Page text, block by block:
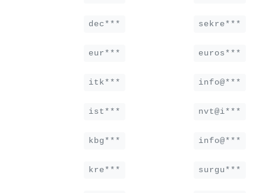
dec*** sekre***
eur*** euros***
itk*** info@***
ist*** nvt@i***
kbg*** info@***
kre*** surgu***